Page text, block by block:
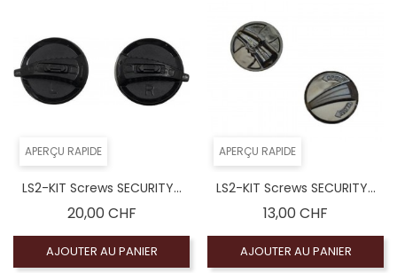
APERÇU RAPIDE
LS2-KIT Screws SECURITY...
20,00 CHFPrix
AJOUTER AU PANIER
APERÇU RAPIDE
LS2-KIT Screws SECURITY...
13,00 CHF
AJOUTER AU PANIER